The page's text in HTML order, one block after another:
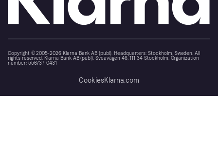
Copyright © 2005-2026 Klarna Bank AB (publ). Headquarters: Stockholm, Sweden. All
rights reserved. Klarna Bank AB (publ). Sveavägen 46, 111 34 Stockholm. Organization
number: 556737-0431
CookiesKlarna.com